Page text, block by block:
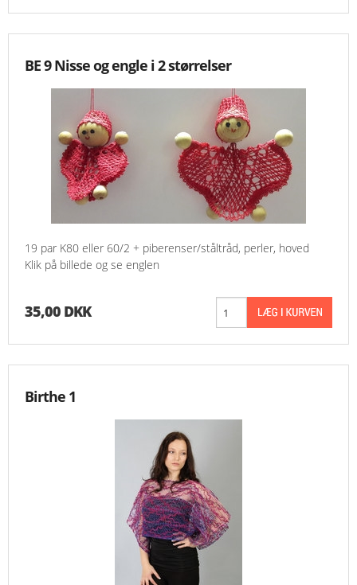
BE 9 Nisse og engle i 2 størrelser
19 par K80 eller 60/2 + piberenser/ståltråd, perler, hoved
Klik på billede og se englen
35,00 DKK
Birthe 1